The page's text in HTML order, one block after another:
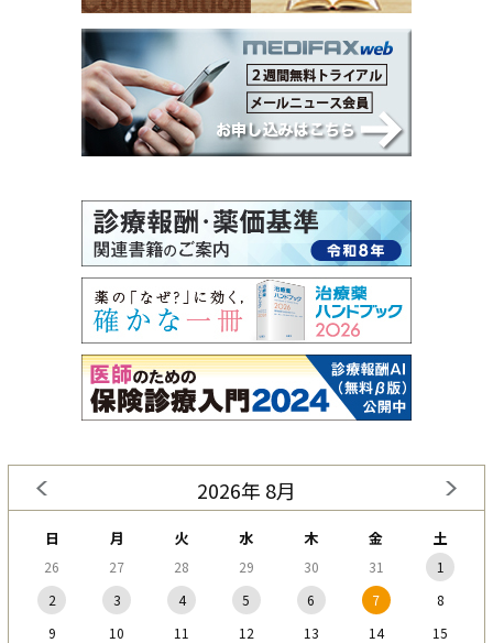
2026年 8月
日 月 火 水 木 金 土
26 27 28 29 30 31
1
2
3 4 5 6 7
8
9
10 11 12 13 14
15